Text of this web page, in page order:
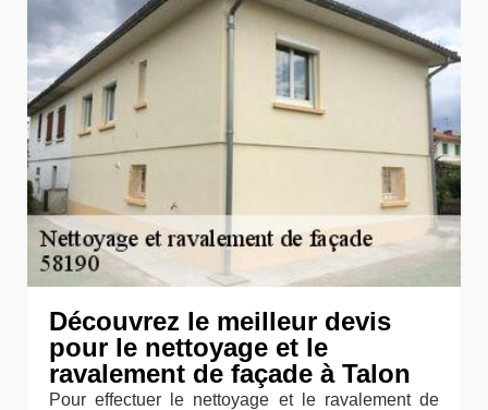
Découvrez le meilleur devis
pour le nettoyage et le
ravalement de façade à Talon
Pour effectuer le nettoyage et le ravalement de